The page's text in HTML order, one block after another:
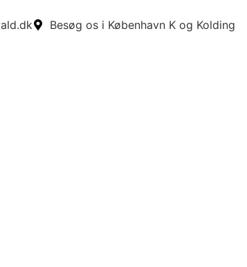
Besøg os i København K og Kolding